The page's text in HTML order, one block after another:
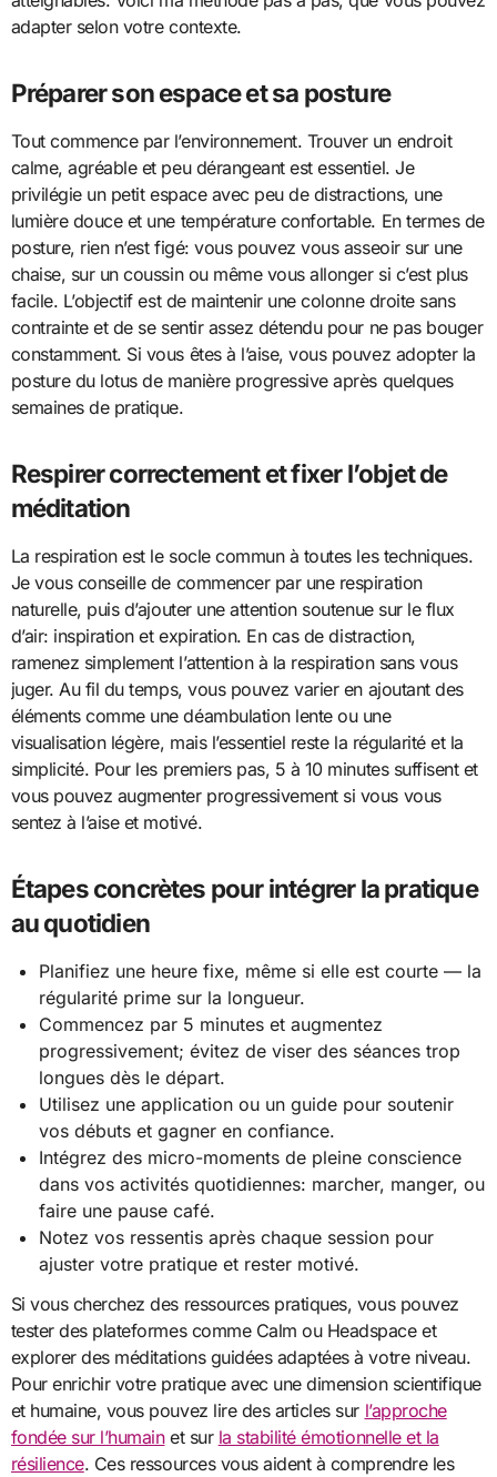
adapter selon votre contexte.
Préparer son espace et sa posture
Tout commence par l’environnement. Trouver un endroit
calme, agréable et peu dérangeant est essentiel. Je
privilégie un petit espace avec peu de distractions, une
lumière douce et une température confortable. En termes de
posture, rien n’est figé: vous pouvez vous asseoir sur une
chaise, sur un coussin ou même vous allonger si c’est plus
facile. L’objectif est de maintenir une colonne droite sans
contrainte et de se sentir assez détendu pour ne pas bouger
constamment. Si vous êtes à l’aise, vous pouvez adopter la
posture du lotus de manière progressive après quelques
semaines de pratique.
Respirer correctement et fixer l’objet de
méditation
La respiration est le socle commun à toutes les techniques.
Je vous conseille de commencer par une respiration
naturelle, puis d’ajouter une attention soutenue sur le flux
d’air: inspiration et expiration. En cas de distraction,
ramenez simplement l’attention à la respiration sans vous
juger. Au fil du temps, vous pouvez varier en ajoutant des
éléments comme une déambulation lente ou une
visualisation légère, mais l’essentiel reste la régularité et la
simplicité. Pour les premiers pas, 5 à 10 minutes suffisent et
vous pouvez augmenter progressivement si vous vous
sentez à l’aise et motivé.
Étapes concrètes pour intégrer la pratique
au quotidien
Planifiez une heure fixe, même si elle est courte — la
régularité prime sur la longueur.
Commencez par 5 minutes et augmentez
progressivement; évitez de viser des séances trop
longues dès le départ.
Utilisez une application ou un guide pour soutenir
vos débuts et gagner en confiance.
Intégrez des micro-moments de pleine conscience
dans vos activités quotidiennes: marcher, manger, ou
faire une pause café.
Notez vos ressentis après chaque session pour
ajuster votre pratique et rester motivé.
Si vous cherchez des ressources pratiques, vous pouvez
tester des plateformes comme Calm ou Headspace et
explorer des méditations guidées adaptées à votre niveau.
Pour enrichir votre pratique avec une dimension scientifique
et humaine, vous pouvez lire des articles sur l’approche
fondée sur l’humainet sur la stabilité émotionnelle et la
résilience. Ces ressources vous aident à comprendre les